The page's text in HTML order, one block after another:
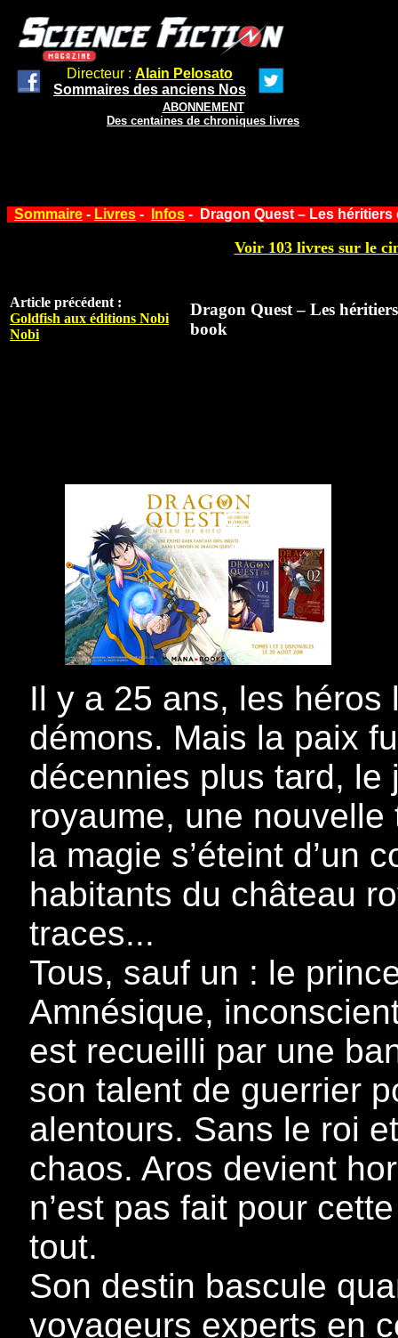
Directeur : Alain Pelosato
Sommaires des anciens Nos
ABONNEMENT
Des centaines de chroniques livres
Sommaire - Livres - Infos - Dragon Quest – Les héritiers
Voir 103 livres sur le
Article précédent :
Goldfish aux éditions Nobi
Nobi
Dragon Quest – Les
book
Il y a 25 ans, les
démons. Mais la paix
décennies plus tard, le
royaume, une
la magie s’éteint d’un
habitants du château
traces...
Tous, sauf un : le
Amnésique,
est recueilli par une
son talent de guerrier
alentours. Sans le roi
chaos. Aros devient
n’est pas fait pour
tout.
Son destin bascule
voyageurs experts en